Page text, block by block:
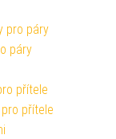
pro páry
páry
přítele
přítele